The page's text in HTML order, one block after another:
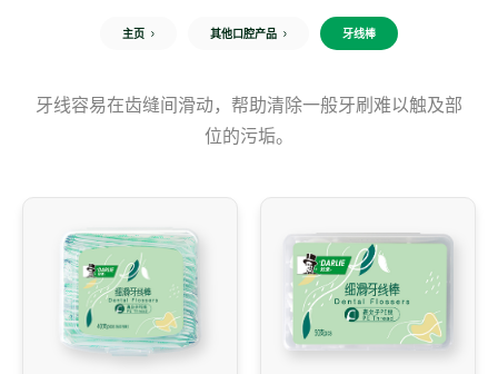
主页 其他口腔产品 牙线棒
牙线容易在齿缝间滑动，帮助清除一般牙刷难以触及部
位的污垢。